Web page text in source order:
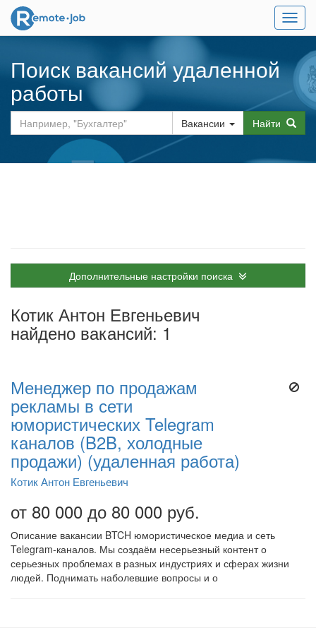
Меню
Поиск вакансий удаленной
работы
Вакансии Найти
Дополнительные настройки поиска
Котик Антон Евгеньевич
найдено вакансий: 1
Менеджер по продажам
рекламы в сети
юмористических Telegram
каналов (B2B, холодные
продажи) (удаленная работа)
Котик Антон Евгеньевич
от 80 000 до 80 000 руб.
Описание вакансии BTCH юмористическое медиа и сеть
Telegram-каналов. Мы создаём несерьезный контент о
серьезных проблемах в разных индустриях и сферах жизни
людей. Поднимать наболевшие вопросы и о